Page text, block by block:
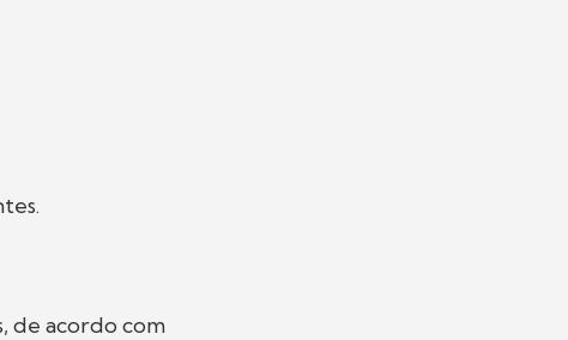
de acordo com